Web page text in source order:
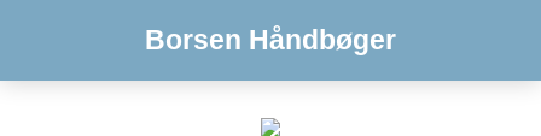
Borsen Håndbøger